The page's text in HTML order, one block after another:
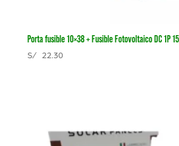
Porta fusible 10×38 + Fusible Fotovoltaico DC 1P
S/22.30